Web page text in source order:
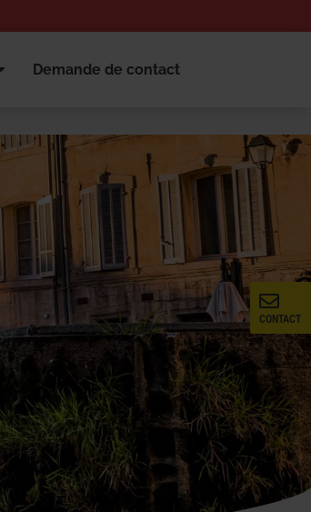
Demande de contact
CONTACT